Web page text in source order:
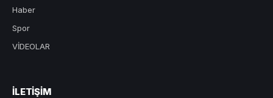
Haber
Spor
VİDEOLAR
ILETIŞIM